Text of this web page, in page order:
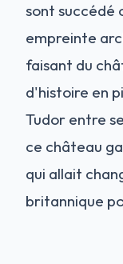
sont succédé
empreinte
faisant du
d'histoire en
Tudor entre
ce château
qui allait
britannique